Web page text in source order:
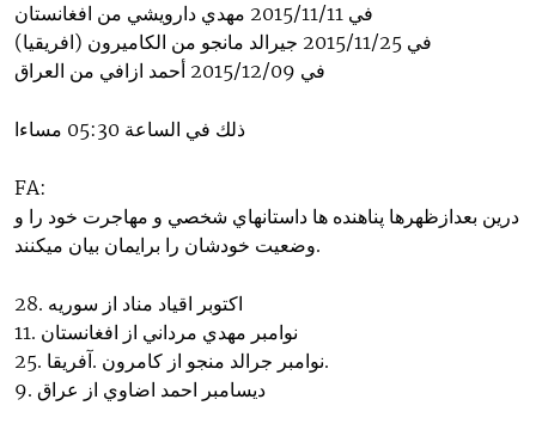
في 2015/11/11 مهدي دارويشي من افغانستان
في 2015/11/25 جيرالد مانجو من الكاميرون (افريقيا)
في 2015/12/09 أحمد ازافي من العراق
ذلك في الساعة 05:30 مساءا
FA:
ﺩﺭﻳﻦ ﺑﻌﺪاﺯﻇﻬﺮﻫﺎ ﭘﻨﺎﻫﻨﺪﻩ ﻫﺎ ﺩاﺳﺘﺎﻧﻬﺎﻱ ﺷﺨﺼﻲ و ﻣﻬﺎﺟﺮﺕ ﺧﻮﺩ ﺭا و
ﻭﺿﻌﻴﺖ ﺧﻮﺩﺷﺎﻥ ﺭا ﺑﺮاﻳﻤﺎﻥ ﺑﻴﺎﻥ ﻣﻴﻜﻨﻨﺪ.
28. اﻛﺘﻮﺑﺮ اﻗﻴﺎﺩ ﻣﻨﺎﺩ اﺯ ﺳﻮﺭﻳﻪ
11. ﻧﻮاﻣﺒﺮ ﻣﻬﺪﻱ ﻣﺮﺩاﻧﻲ اﺯ اﻓﻐﺎﻧﺴﺘﺎﻥ
25. ﻧﻮاﻣﺒﺮ ﺟﺮاﻟﺪ ﻣﻨﺠﻮ اﺯ ﻛﺎﻣﺮﻭﻥ .ﺁﻓﺮﻳﻘﺎ.
9. ﺩﻳﺴﺎﻣﺒﺮ اﺣﻤﺪ اﺿﺎﻭﻱ اﺯ ﻋﺮاﻕ